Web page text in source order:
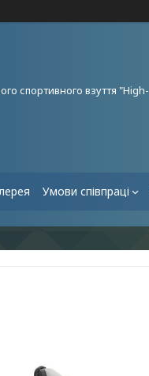
спортивного взуття "High-
Умови співпраці